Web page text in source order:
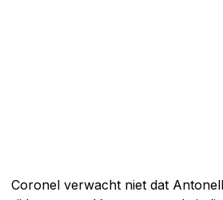
Coronel verwacht niet dat